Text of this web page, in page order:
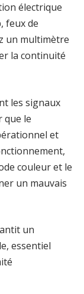
électrique
feux de
un multimètre
la continuité
les signaux
que le
et
couleur et le
un mauvais
un
essentiel